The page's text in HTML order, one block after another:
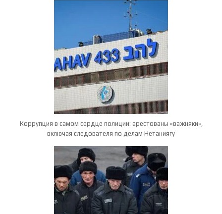
Коррупция в самом сердце полиции: арестованы «важняки»,
включая следователя по делам Нетаниягу